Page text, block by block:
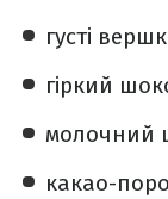
густі
гіркий
молочний
какао-